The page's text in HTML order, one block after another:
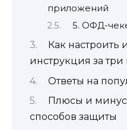
приложений
5. ОФД-
Как настроить
инструкция за три
Ответы на
Плюсы и
способов защиты